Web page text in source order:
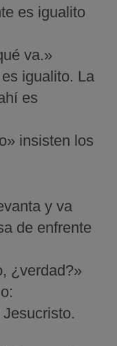
es igualito
va.»
igualito. La
es
insisten los
y va
de enfrente
¿verdad?»